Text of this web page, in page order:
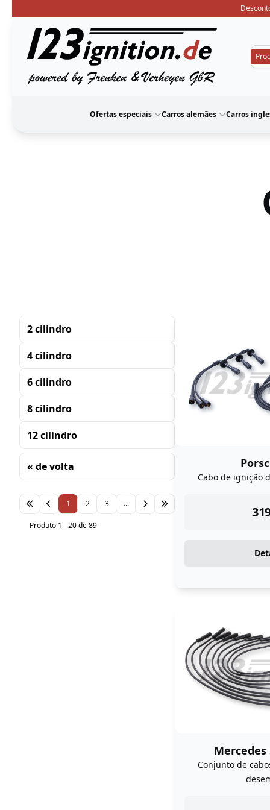
123ignition
Ofertas especiais Carros alemães Carros
2 cilindro
4 cilindro
6 cilindro
8 cilindro
12 cilindro
« de volta
Classificando
1 2 3 ...
Produto 1 - 20 de 89
Cabo de ignição
Mercedes
Conjunto de